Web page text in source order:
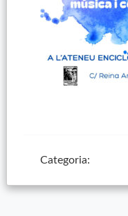
Categoria: